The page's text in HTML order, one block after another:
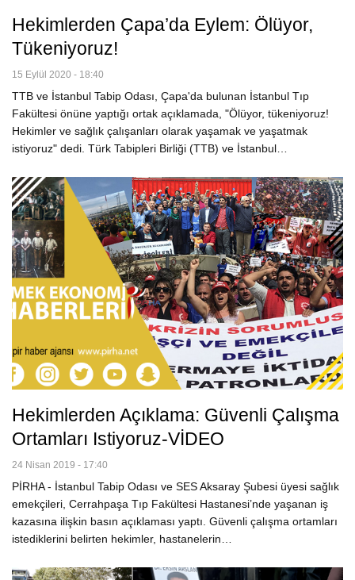
Hekimlerden Çapa’da Eylem: Ölüyor,
Tükeniyoruz!
15 Eylül 2020 - 18:40
TTB ve İstanbul Tabip Odası, Çapa'da bulunan İstanbul Tıp
Fakültesi önüne yaptığı ortak açıklamada, "Ölüyor, tükeniyoruz!
Hekimler ve sağlık çalışanları olarak yaşamak ve yaşatmak
istiyoruz" dedi. Türk Tabipleri Birliği (TTB) ve İstanbul…
Hekimlerden Açıklama: Güvenli Çalışma
Ortamları Istiyoruz-VİDEO
24 Nisan 2019 - 17:40
PİRHA - İstanbul Tabip Odası ve SES Aksaray Şubesi üyesi sağlık
emekçileri, Cerrahpaşa Tıp Fakültesi Hastanesi’nde yaşanan iş
kazasına ilişkin basın açıklaması yaptı. Güvenli çalışma ortamları
istediklerini belirten hekimler, hastanelerin…